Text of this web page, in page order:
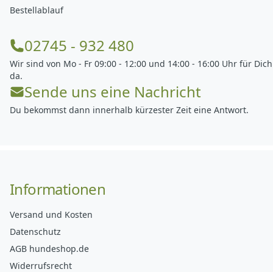
Bestellablauf
02745 - 932 480
Wir sind von Mo - Fr 09:00 - 12:00 und 14:00 - 16:00 Uhr für Dich
da.
Sende uns eine Nachricht
Du bekommst dann innerhalb kürzester Zeit eine Antwort.
Informationen
Versand und Kosten
Datenschutz
AGB hundeshop.de
Widerrufsrecht